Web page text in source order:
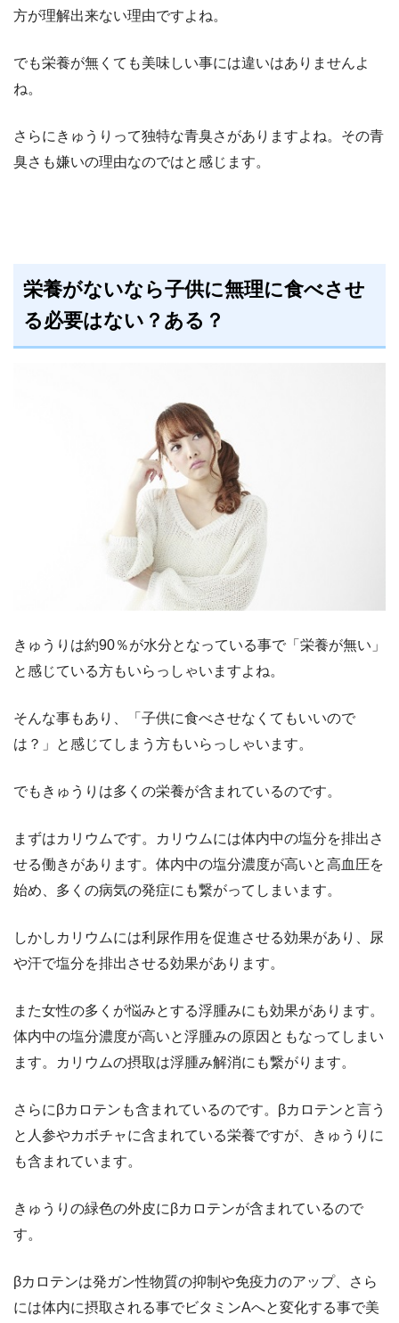
方が理解出来ない理由ですよね。
でも栄養が無くても美味しい事には違いはありませんよ
ね。
さらにきゅうりって独特な青臭さがありますよね。その青
臭さも嫌いの理由なのではと感じます。
栄養がないなら子供に無理に食べさせ
る必要はない？ある？
きゅうりは約90％が水分となっている事で「栄養が無い」
と感じている方もいらっしゃいますよね。
そんな事もあり、「子供に食べさせなくてもいいので
は？」と感じてしまう方もいらっしゃいます。
でもきゅうりは多くの栄養が含まれているのです。
まずはカリウムです。カリウムには体内中の塩分を排出さ
せる働きがあります。体内中の塩分濃度が高いと高血圧を
始め、多くの病気の発症にも繋がってしまいます。
しかしカリウムには利尿作用を促進させる効果があり、尿
や汗で塩分を排出させる効果があります。
また女性の多くが悩みとする浮腫みにも効果があります。
体内中の塩分濃度が高いと浮腫みの原因ともなってしまい
ます。カリウムの摂取は浮腫み解消にも繋がります。
さらにβカロテンも含まれているのです。βカロテンと言う
と人参やカボチャに含まれている栄養ですが、きゅうりに
も含まれています。
きゅうりの緑色の外皮にβカロテンが含まれているので
す。
βカロテンは発ガン性物質の抑制や免疫力のアップ、さら
には体内に摂取される事でビタミンAへと変化する事で美